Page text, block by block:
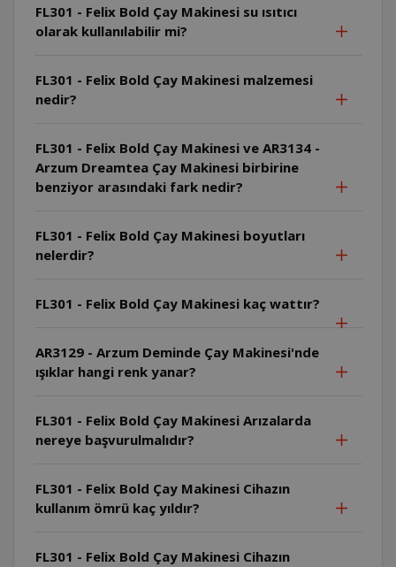
FL301 - Felix Bold Çay Makinesi su ısıtıcı
olarak kullanılabilir mi?
FL301 - Felix Bold Çay Makinesi malzemesi
nedir?
FL301 - Felix Bold Çay Makinesi ve AR3134 -
Arzum Dreamtea Çay Makinesi birbirine
benziyor arasındaki fark nedir?
FL301 - Felix Bold Çay Makinesi boyutları
nelerdir?
FL301 - Felix Bold Çay Makinesi kaç wattır?
AR3129 - Arzum Deminde Çay Makinesi'nde
ışıklar hangi renk yanar?
FL301 - Felix Bold Çay Makinesi Arızalarda
nereye başvurulmalıdır?
FL301 - Felix Bold Çay Makinesi Cihazın
kullanım ömrü kaç yıldır?
FL301 - Felix Bold Çay Makinesi Cihazın